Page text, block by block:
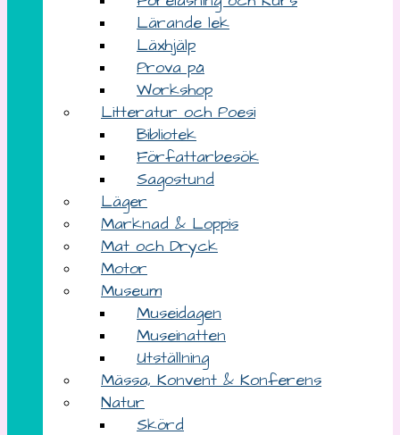
Lärande lek
Läxhjälp
Prova på
Workshop
Litteratur och Poesi
Bibliotek
Författarbesök
Sagostund
Läger
Marknad & Loppis
Mat och Dryck
Motor
Museum
Museidagen
Museinatten
Utställning
Mässa, Konvent & Konferens
Natur
Skörd